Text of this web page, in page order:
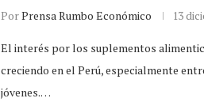
PorPrensa Rumbo Económico 13
El interés por los suplementos
creciendo en el Perú, especialmente
jóvenes.…